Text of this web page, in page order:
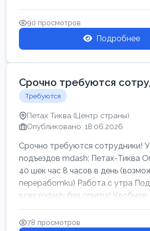
90 просмотров
Подробнее
Срочно требуются
Требуются
Петах Тиква (Центр страны)
Опубликовано: 18.06.2026
Срочно требуются сотрудники!
noдъездов mdash; Петах-Тиква
40 шек час 8 часов в день
перерабоmku) Работа с утpa
всех mdash; без опыma! Удобное
раcnoложение Н...
78 просмотров